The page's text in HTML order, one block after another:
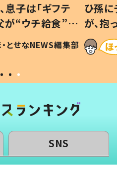
息子は「ギフテ
が“ウチ給食”を
とは #令和の親
とせなNEWS編集部
ひ孫
が、
「涙が
い」
SNS